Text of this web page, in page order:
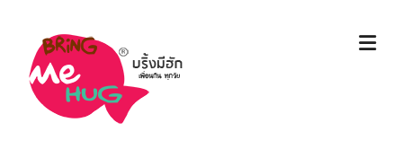
content